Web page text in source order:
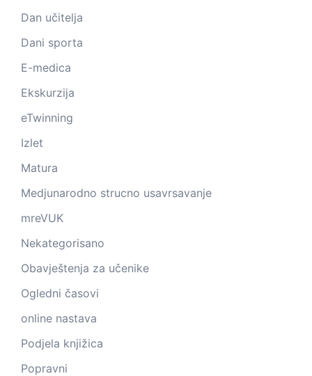
Dan učitelja
Dani sporta
E-medica
Ekskurzija
eTwinning
Izlet
Matura
Medjunarodno strucno usavrsavanje
mreVUK
Nekategorisano
Obavještenja za učenike
Ogledni časovi
online nastava
Podjela knjižica
Popravni